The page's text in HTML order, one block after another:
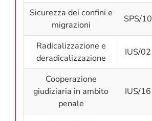
Sicurezza dei confini e
migrazioni
SPS/10
Radicalizzazione e
deradicalizzazione
IUS/02
Cooperazione
giudiziaria in ambito
penale
IUS/16